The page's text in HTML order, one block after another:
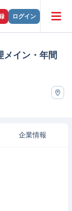
ログイン
メイン・年間
企業情報